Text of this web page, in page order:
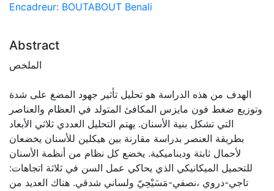
Encadreur: BOUTABOUT Benali
Abstract
الملخص
الهدف من هذه الدراسة هو تحليل تأثير جهود المضغ على شدة
وتوزيع ضغط فون مايزس المكافئ المتولد في العظام والعناصر
التي تشكل بنية الأسنان. يهتم التحليل العددي ثلاثي الأبعاد
بطريقة العنصر بدراسة مقارنة بين هيكلين للأسنان يخضعان
لأحمال ثابتة وديناميكية. يخضع كل نظام من أنظمة الأسنان
للتحميل الميكانيكي الذي يحاكي عمل السن في ثلاثة اتجاهات:
تاجي-دروي ،نصفي-مَسَيْحِيّ ولساني شدقي. هناك العديد من